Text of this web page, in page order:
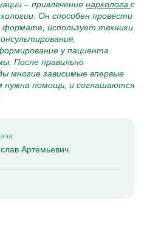
– привлечение нарколога с
Он способен провести
использует техники
у пациента
После правильно
многие зависимые впервые
помощь, и соглашаются
Артемьевич